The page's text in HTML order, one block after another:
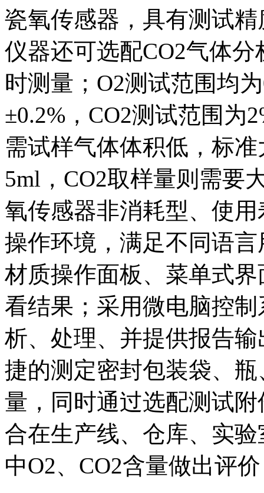
瓷氧传感器，具有测试
仪器还可选配CO2气体
时测量；O2测试范围均
±0.2%，CO2测试范围为
需试样气体体积低，标
5ml，CO2取样量则需要
氧传感器非消耗型、使
操作环境，满足不同语
材质操作面板、菜单式
看结果；采用微电脑控
析、处理、并提供报告
捷的测定密封包装袋、
量，同时通过选配测试
合在生产线、仓库、实
中O2、CO2含量做出评